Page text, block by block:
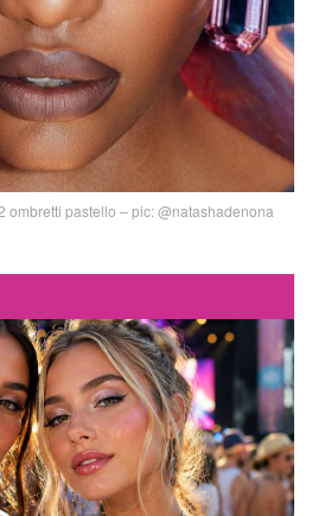
ombretti pastello – pic: @natashadenona